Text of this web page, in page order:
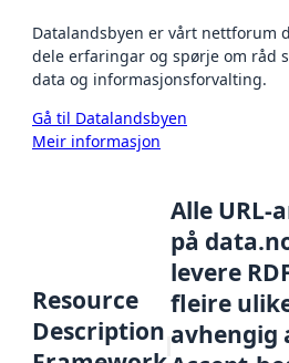
Datalandsbyen er vårt nettforum
dele erfaringar og spørje om råd
data og informasjonsforvalting.
Gå til Datalandsbyen
Meir informasjon
Resource
Description
Alle URL-
på
levere
fleire
avhengig